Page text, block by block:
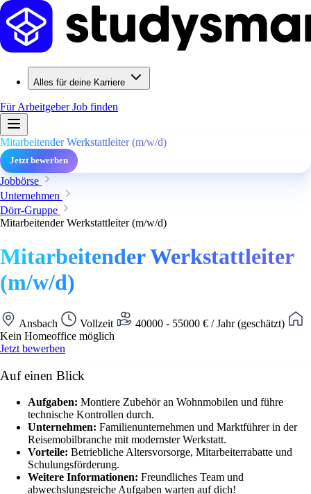
Alles für deine Karriere
Für ArbeitgeberJob finden
Mitarbeitender Werkstattleiter (m/w/d)
Jetzt bewerben
Jobbörse
Unternehmen
Dörr-Gruppe
Mitarbeitender Werkstattleiter (m/w/d)
Mitarbeitender Werkstattleiter
(m/w/d)
Ansbach Vollzeit
40000 - 55000 € / Jahr (geschätzt)
Kein Homeoffice möglich
Jetzt bewerben
Auf einen Blick
Aufgaben: Montiere Zubehör an Wohnmobilen und führe
technische Kontrollen durch.
Unternehmen: Familienunternehmen und Marktführer in der
Reisemobilbranche mit modernster Werkstatt.
Vorteile: Betriebliche Altersvorsorge, Mitarbeiterrabatte und
Schulungsförderung.
Weitere Informationen: Freundliches Team und
abwechslungsreiche Aufgaben warten auf dich!